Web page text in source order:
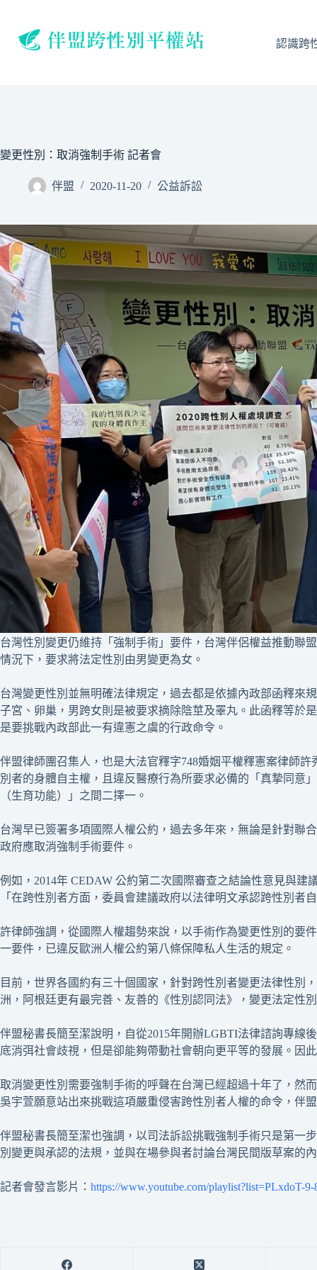
認識跨
變更性別：取消強制手術 記者會
伴盟 2020-11-20 公益訴訟
台灣性別變更仍維持「強制手術」要件，台灣伴侶權益推動聯
情況下，要求將法定性別由男變更為女。
台灣變更性別並無明確法律規定，過去都是依據內政部函釋來
子宮、卵巢，男跨女則是被要求摘除陰莖及睪丸。此函釋等於
是要挑戰內政部此一有違憲之虞的行政命令。
伴盟律師團召集人，也是大法官釋字748婚姻平權釋憲案律師
別者的身體自主權，且違反醫療行為所要求必備的「真摯同意
（生育功能）」之間二擇一。
台灣早已簽署多項國際人權公約，過去多年來，無論是針對聯
政府應取消強制手術要件。
例如，2014年 CEDAW 公約第二次國際審查之結論性意見與
「在跨性別者方面，委員會建議政府以法律明文承認跨性別者
許律師強調，從國際人權趨勢來說，以手術作為變更性別的要
一要件，已違反歐洲人權公約第八條保障私人生活的規定。
目前，世界各國約有三十個國家，針對跨性別者變更法律性別
洲，阿根廷更有最完善、友善的《性別認同法》，變更法定性
伴盟秘書長簡至潔說明，自從2015年開辦LGBTI法律諮詢專線
底消弭社會歧視，但是卻能夠帶動社會朝向更平等的發展。因
取消變更性別需要強制手術的呼聲在台灣已經超過十年了，然
吳宇萱願意站出來挑戰這項嚴重侵害跨性別者人權的命令，伴
伴盟秘書長簡至潔也強調，以司法訴訟挑戰強制手術只是第一
別變更與承認的法規，並與在場參與者討論台灣民間版草案的
記者會發言影片： https://www.youtube.com/playlist?list=PLxdoT-